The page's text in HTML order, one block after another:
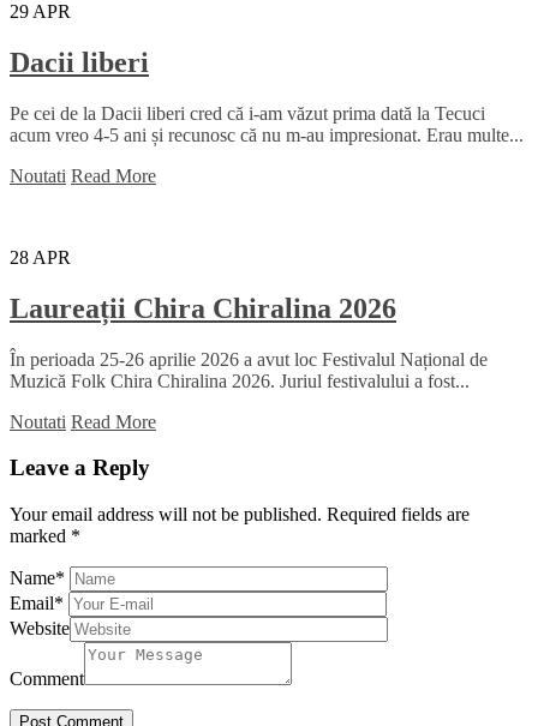
29 APR
Dacii liberi
Pe cei de la Dacii liberi cred că i-am văzut prima dată la Tecuci
acum vreo 4-5 ani și recunosc că nu m-au impresionat. Erau multe...
Noutati Read More
28 APR
Laureații Chira Chiralina 2026
În perioada 25-26 aprilie 2026 a avut loc Festivalul Național de
Muzică Folk Chira Chiralina 2026. Juriul festivalului a fost...
Noutati Read More
Leave a Reply
Your email address will not be published. Required fields are
marked *
Name*
Email*
Website
Comment